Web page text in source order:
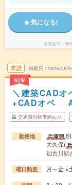
気になる!
派遣会社 株
未読
NEW
掲載日 2026/08/
＼建築CADオ
+CADオペ
交通費別途支給あり
勤務地 兵庫県
大久保(
加古川駅
曜日頻度 月～金 ※